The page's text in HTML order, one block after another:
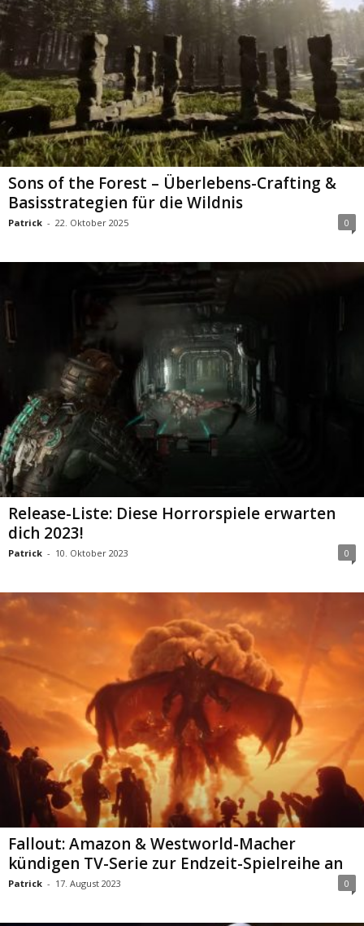
Sons of the Forest – Überlebens-Crafting &
Basisstrategien für die Wildnis
Patrick - 22. Oktober 2025 0
Release-Liste: Diese Horrorspiele erwarten
dich 2023!
Patrick - 10. Oktober 2023 0
Fallout: Amazon & Westworld-Macher
kündigen TV-Serie zur Endzeit-Spielreihe an
Patrick - 17. August 2023 0